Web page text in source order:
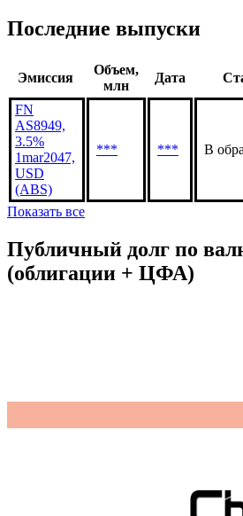
Последние выпуски
Эмиссия
Объем,
млн
Дата
FN
AS8949,
3.5%
1mar2047,
USD
(ABS)
*** *** В
Показать все
Публичный долг по
(облигации + ЦФА)